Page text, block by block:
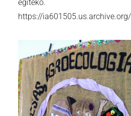
egiteko.
https://